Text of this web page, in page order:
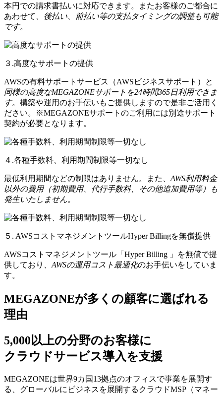
本円での請求書払いに対応できます。またお客様のご都合に
あわせて、 後払い、前払い等の支払タイミングの調整も可能
です。
３.高度なサポートの提供
AWSの有料サポートサービス（AWSビジネスサポート）と
同様の高度なMEGAZONEサポートを24時間365日利用できま
す。 構築や運用のお手伝いもご提供しますので是非ご活用く
ださい。※MEGAZONEサポートのご利用には別途サポート
契約が必要となります。
４.各種手数料、利用期間制限等一切なし
最低利用期間などの制限はありません。また、 AWS利用料金
以外の費用（初期費用、代行手数料、その他追加費用等）も
発生いたしません。
５. AWSコストマネジメントツールHyper Billingを無償提供
AWSコストマネジメントツール「Hyper Billing 」を無償で提
供しており、 AWSの運⽤コスト最適化のお⼿伝いをしていま
す。
MEGAZONEが多くの顧客に選ばれる
理由
5,000以上の分野のお客様に
クラウドサービス導入を支援
MEGAZONEは世界9カ国13拠点のオフィスで事業を展開す
る、グローバルにビジネスを展開するクラウドMSP（マネー